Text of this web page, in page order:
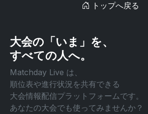
トップへ戻る
大会の「いま」を、
すべての人へ。
Matchday Live は、
順位表や進行状況を共有できる
大会情報配信プラットフォームです。
あなたの大会でも使ってみませんか？